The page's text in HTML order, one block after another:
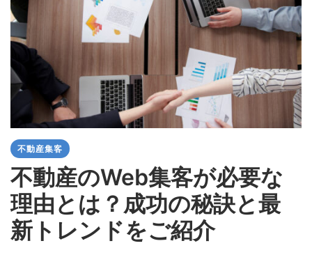
不動産集客
不動産のWeb集客が必要な
理由とは？成功の秘訣と最
新トレンドをご紹介